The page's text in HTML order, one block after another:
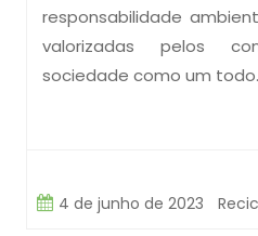
responsabilidade
valorizadas pelos
sociedade como um todo.
4 de junho de 2023